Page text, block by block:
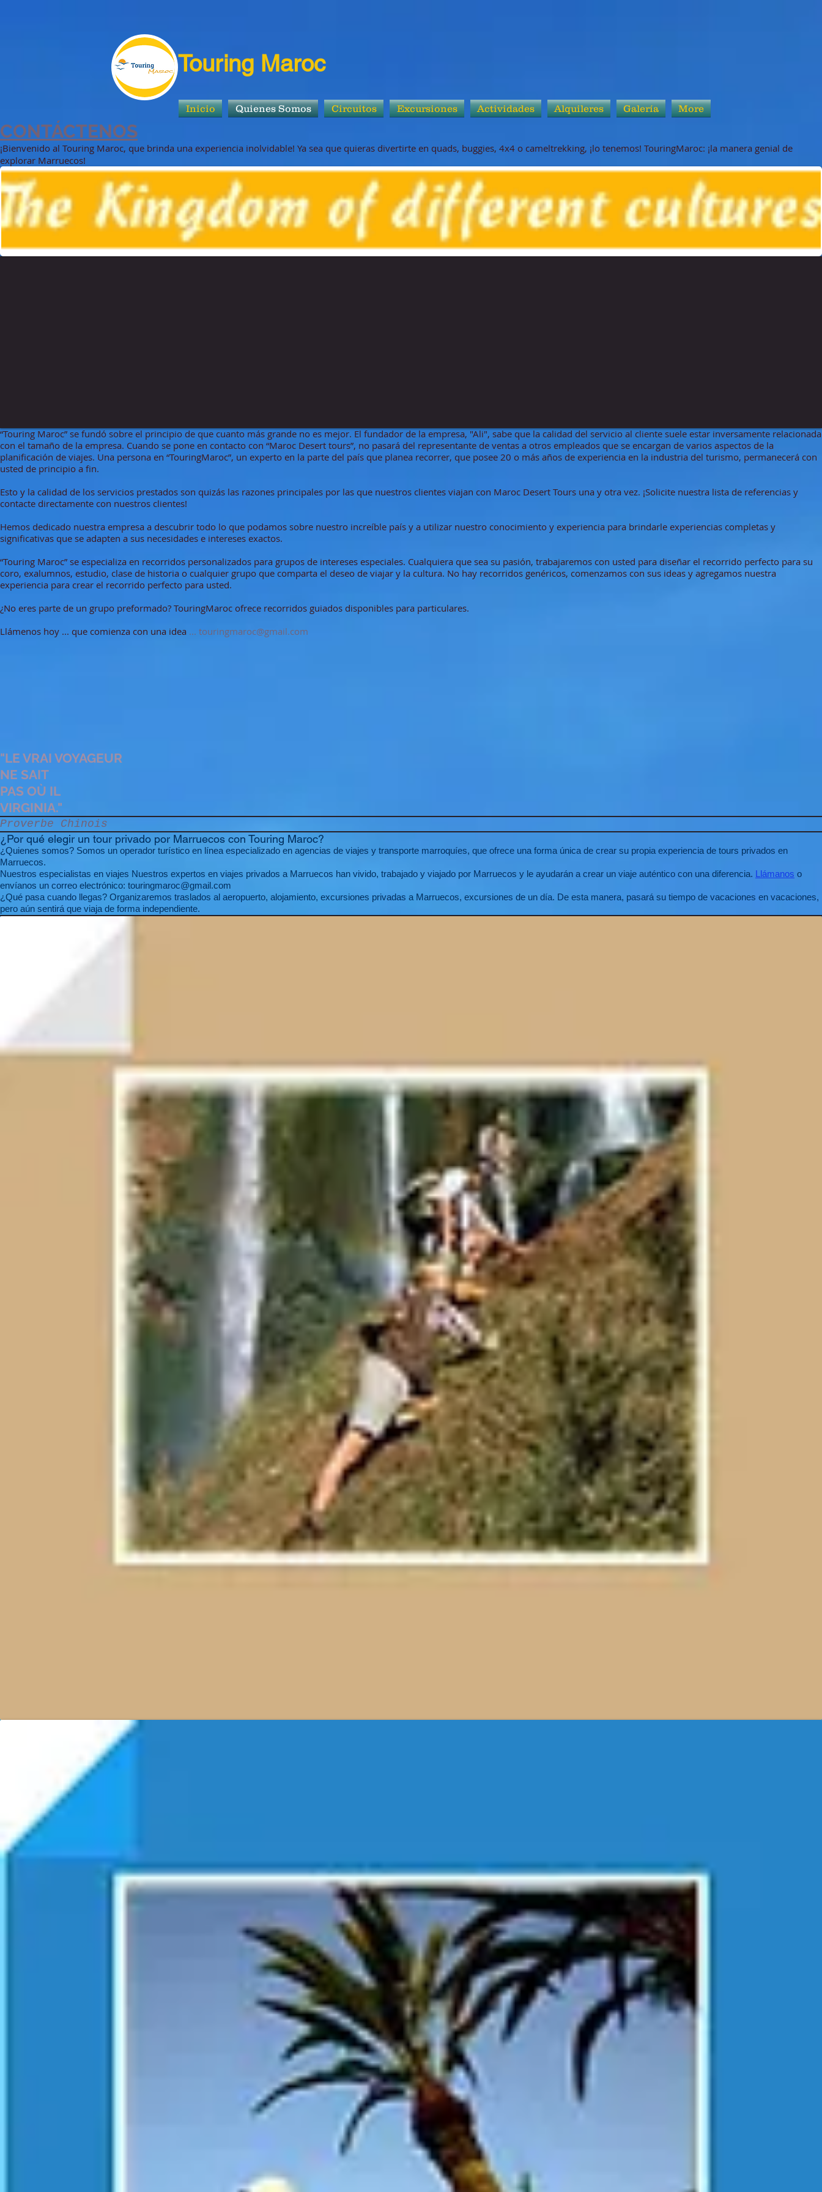
Touring Maroc
Inicio Quienes Somos Circuitos Excursiones Actividades Alquileres Galería More
CONTÁCTENOS
¡Bienvenido al Touring Maroc, que brinda una experiencia inolvidable! Ya sea que quieras divertirte en quads, buggies, 4x4 o cameltrekking, ¡lo tenemos! TouringMaroc: ¡la manera genial de
explorar Marruecos!
“Touring Maroc” se fundó sobre el principio de que cuanto más grande no es mejor. El fundador de la empresa, "Ali", sabe que la calidad del servicio al cliente suele estar inversamente relacionada
con el tamaño de la empresa. Cuando se pone en contacto con “Maroc Desert tours”, no pasará del representante de ventas a otros empleados que se encargan de varios aspectos de la
planificación de viajes. Una persona en “TouringMaroc”, un experto en la parte del país que planea recorrer, que posee 20 o más años de experiencia en la industria del turismo, permanecerá con
usted de principio a fin.
Esto y la calidad de los servicios prestados son quizás las razones principales por las que nuestros clientes viajan con Maroc Desert Tours una y otra vez. ¡Solicite nuestra lista de referencias y
contacte directamente con nuestros clientes!
Hemos dedicado nuestra empresa a descubrir todo lo que podamos sobre nuestro increíble país y a utilizar nuestro conocimiento y experiencia para brindarle experiencias completas y
significativas que se adapten a sus necesidades e intereses exactos.
“Touring Maroc” se especializa en recorridos personalizados para grupos de intereses especiales. Cualquiera que sea su pasión, trabajaremos con usted para diseñar el recorrido perfecto para su
coro, exalumnos, estudio, clase de historia o cualquier grupo que comparta el deseo de viajar y la cultura. No hay recorridos genéricos, comenzamos con sus ideas y agregamos nuestra
experiencia para crear el recorrido perfecto para usted.
¿No eres parte de un grupo preformado? TouringMaroc ofrece recorridos guiados disponibles para particulares.
Llámenos hoy ... que comienza con una idea ... touringmaroc@gmail.com
"LE VRAI VOYAGEUR
NE SAIT
PAS OÙ IL
VIRGINIA."
Proverbe Chinois
¿Por qué elegir un tour privado por Marruecos con Touring Maroc?
¿Quienes somos? Somos un operador turístico en línea especializado en agencias de viajes y transporte marroquíes, que ofrece una forma única de crear su propia experiencia de tours privados en
Marruecos.
Nuestros especialistas en viajes Nuestros expertos en viajes privados a Marruecos han vivido, trabajado y viajado por Marruecos y le ayudarán a crear un viaje auténtico con una diferencia. Llámanos o
envíanos un correo electrónico: touringmaroc@gmail.com
¿Qué pasa cuando llegas? Organizaremos traslados al aeropuerto, alojamiento, excursiones privadas a Marruecos, excursiones de un día. De esta manera, pasará su tiempo de vacaciones en vacaciones,
pero aún sentirá que viaja de forma independiente.